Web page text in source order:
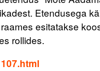
Etendusega
esitatakse
rollides.